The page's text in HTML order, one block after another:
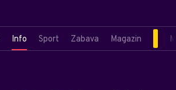
Info Sport Zabava Magazin